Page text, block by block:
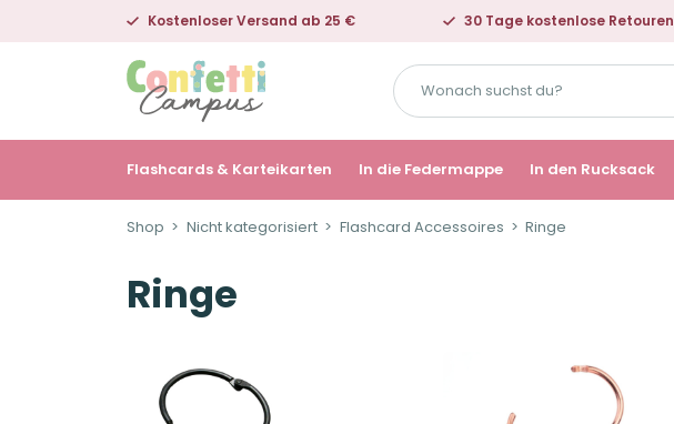
Kostenloser Versand ab 25 € 30 Tage kostenlose Retouren
Wonach
suchst
du?
Flashcards & Karteikarten In die Federmappe In den Rucksack
Shop Nicht kategorisiert Flashcard Accessoires Ringe
Ringe